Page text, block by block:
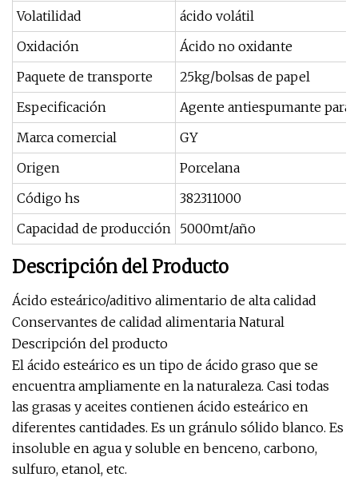
Volatilidad
ácido volátil
Oxidación
Ácido no oxidante
Paquete de transporte
25kg/bolsas de papel
Especificación
Agente antiespumante para
Marca comercial
GY
Origen
Porcelana
Código hs
382311000
Capacidad de producción 5000mt/año
Descripción del Producto
Ácido esteárico/aditivo alimentario de alta calidad
Conservantes de calidad alimentaria Natural
Descripción del producto
El ácido esteárico es un tipo de ácido graso que se
encuentra ampliamente en la naturaleza. Casi todas
las grasas y aceites contienen ácido esteárico en
diferentes cantidades. Es un gránulo sólido blanco. Es
insoluble en agua y soluble en benceno, carbono,
sulfuro, etanol, etc.